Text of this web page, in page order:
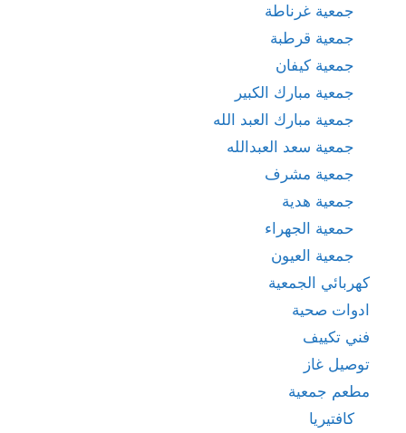
جمعية غرناطة
جمعية قرطبة
جمعية كيفان
جمعية مبارك الكبير
جمعية مبارك العبد الله
جمعية سعد العبدالله
جمعية مشرف
جمعية هدية
حمعية الجهراء
جمعية العيون
كهربائي الجمعية
ادوات صحية
فني تكييف
توصيل غاز
مطعم جمعية
كافتيريا